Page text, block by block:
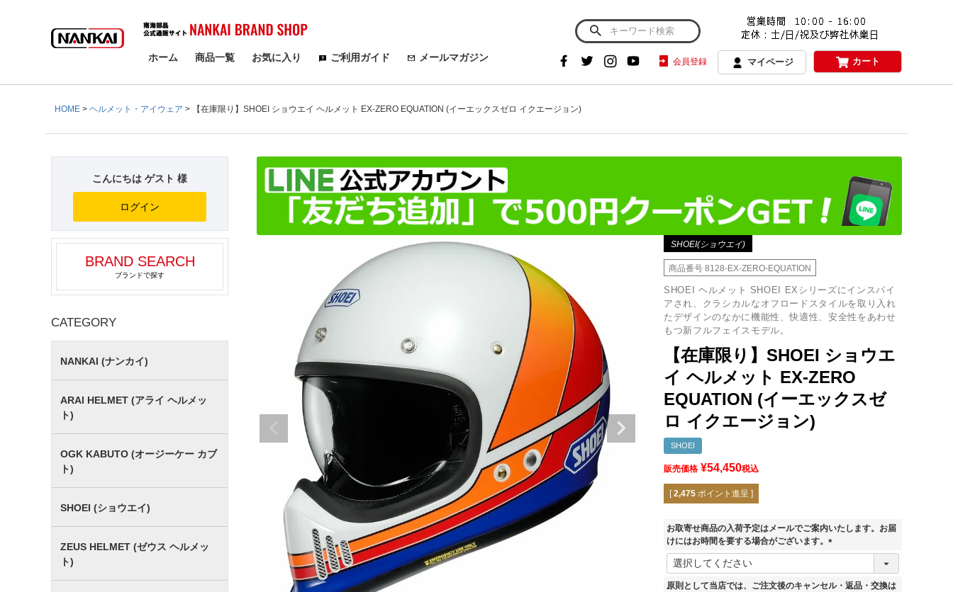
検索
ホーム 商品一覧 お気に入り ご利用ガイド メールマガジン 会員登録 マイページ カート
HOME ヘルメット・アイウェア 【在庫限り】SHOEI ショウエイ ヘルメット EX-ZERO EQUATION (イーエックスゼロ イクエージョン)
こんにちは ゲスト 様
ログイン
BRAND SEARCH
ブランドで探す
CATEGORY
NANKAI (ナンカイ)
ARAI HELMET (アライ ヘルメッ
ト)
OGK KABUTO (オージーケー カブ
ト)
SHOEI (ショウエイ)
ZEUS HELMET (ゼウス ヘルメッ
ト)
SHOEI(ショウエイ)
商品番号 8128-EX-ZERO-EQUATION
SHOEI ヘルメット SHOEI EXシリーズにインスパイ
アされ、クラシカルなオフロードスタイルを取り入れ
たデザインのなかに機能性、快適性、安全性をあわせ
もつ新フルフェイスモデル。
【在庫限り】SHOEI ショウエ
イ ヘルメット EX-ZERO
EQUATION (イーエックスゼ
ロ イクエージョン)
SHOEI
販売価格 ¥54,450税込
[ 2,475 ポイント進呈 ]
お取寄せ商品の入荷予定はメールでご案内いたします。お届
けにはお時間を要する場合がございます。
(
須
原則として当店では、ご注文後のキャンセル・返品・交換は